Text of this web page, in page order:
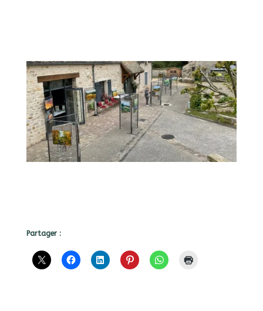
Partager :